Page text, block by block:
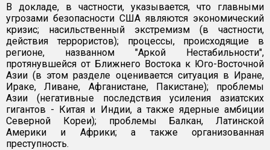
В докладе, в частности, указывается, что главными
угрозами безопасности США являются экономический
кризис; насильственный экстремизм (в частности,
действия террористов); процессы, происходящие в
регионе, названном "Аркой Нестабильности",
протянувшейся от Ближнего Востока к Юго-Восточной
Азии (в этом разделе оценивается ситуация в Иране,
Ираке, Ливане, Афганистане, Пакистане); проблемы
Азии (негативные последствия усиления азиатских
гигантов - Китая и Индии, а также ядерные амбиции
Северной Кореи); проблемы Балкан, Латинской
Америки и Африки; а также организованная
преступность.